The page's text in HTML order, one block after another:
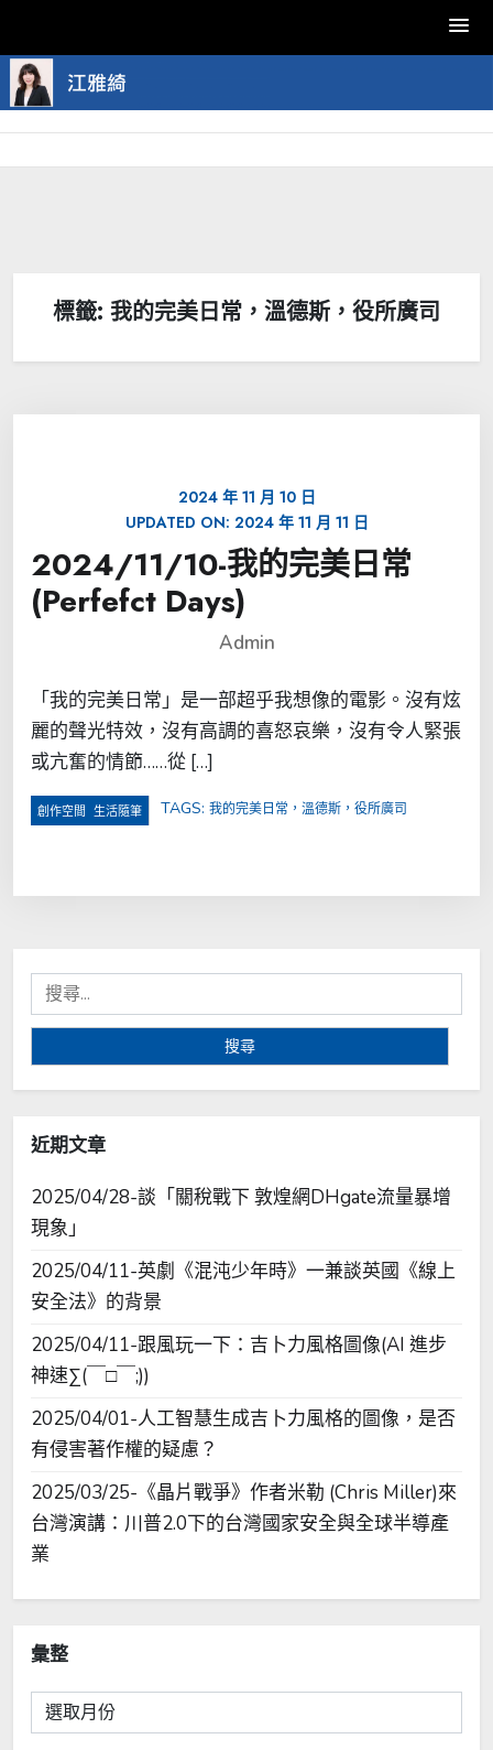
Skip
to
content
標籤: 我的完美日常，溫德斯，役所廣司
2024 年 11 月 10 日
UPDATED ON: 2024 年 11 月 11 日
2024/11/10-我的完美日常
(Perfefct Days)
Admin
「我的完美日常」是一部超乎我想像的電影。沒有炫
麗的聲光特效，沒有高調的喜怒哀樂，沒有令人緊張
或亢奮的情節……從 […]
創作空間 生活隨筆 TAGS: 我的完美日常，溫德斯，役所廣司
搜
尋
近期文章
2025/04/28-談「關稅戰下 敦煌網DHgate流量暴增
現象」
2025/04/11-英劇《混沌少年時》一兼談英國《線上
安全法》的背景
2025/04/11-跟風玩一下：吉卜力風格圖像(AI 進步
神速∑(￣□￣;))
2025/04/01-人工智慧生成吉卜力風格的圖像，是否
有侵害著作權的疑慮？
2025/03/25-《晶片戰爭》作者米勒 (Chris Miller)來
台灣演講：川普2.0下的台灣國家安全與全球半導產
業
彙整
彙
整